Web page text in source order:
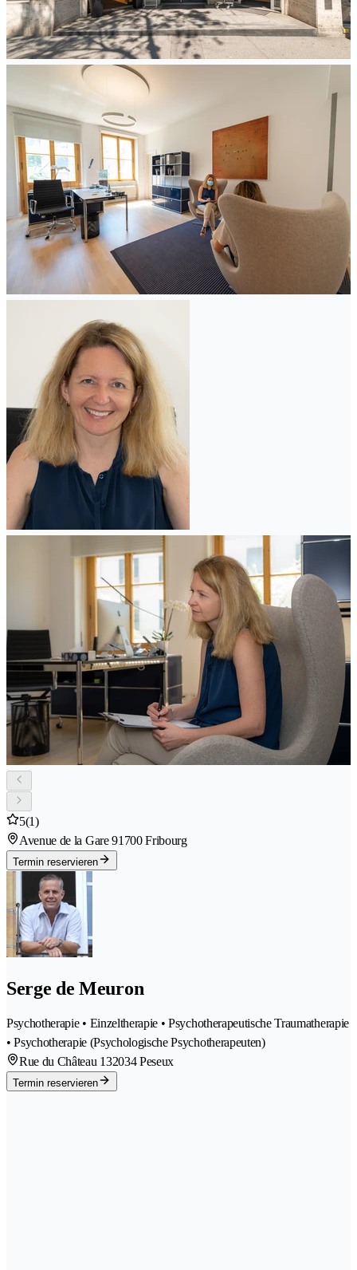
5(1)
Avenue de la Gare 91700 Fribourg
Termin reservieren
Serge de Meuron
Psychotherapie • Einzeltherapie • Psychotherapeutische Traumatherapie
• Psychotherapie (Psychologische Psychotherapeuten)
Rue du Château 132034 Peseux
Termin reservieren